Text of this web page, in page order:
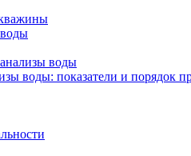
воды
воды: показатели и порядок